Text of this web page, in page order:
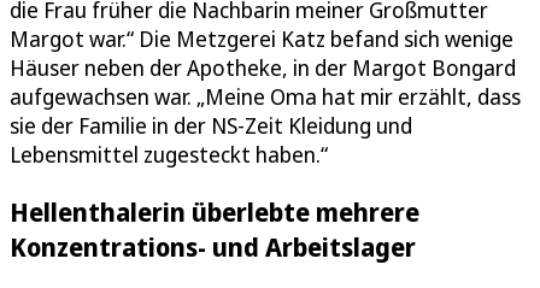
die Frau früher die Nachbarin meiner Großmutter
Margot war.“ Die Metzgerei Katz befand sich wenige
Häuser neben der Apotheke, in der Margot Bongard
aufgewachsen war. „Meine Oma hat mir erzählt, dass
sie der Familie in der NS-Zeit Kleidung und
Lebensmittel zugesteckt haben.“
Hellenthalerin überlebte mehrere
Konzentrations- und Arbeitslager